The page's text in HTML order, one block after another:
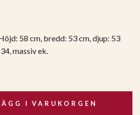
58 cm, bredd: 53 cm, djup: 53
massiv ek.
I VARUKORGEN